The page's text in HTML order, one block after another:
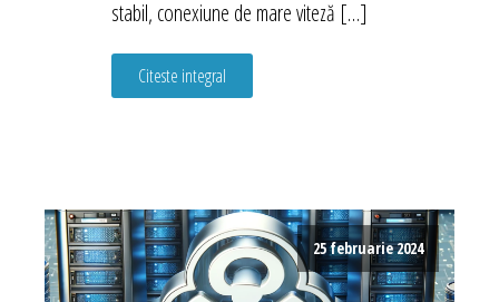
stabil, conexiune de mare viteză […]
Citeste integral
25 februarie 2024